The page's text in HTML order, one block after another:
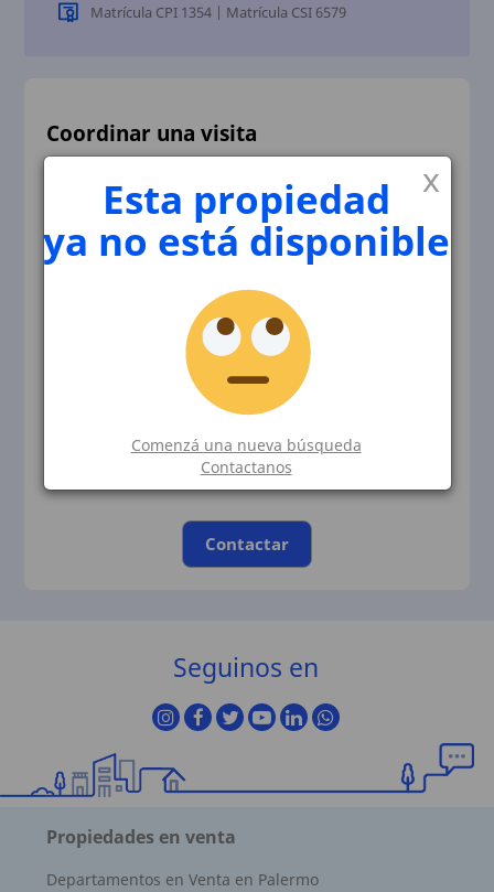
Matrícula CPI 1354 | Matrícula CSI 6579
Coordinar una visita
Contactar
x
Esta propiedad
ya no está disponible
Comenzá una nueva búsqueda
Contactanos
Seguinos en
Propiedades en venta
Departamentos en Venta en Palermo